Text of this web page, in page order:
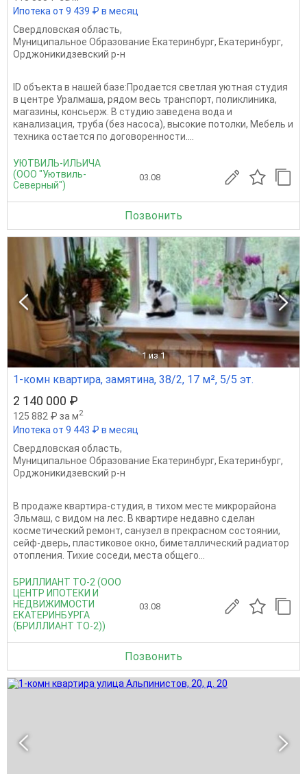
Ипотека от 9 439 ₽ в месяц
Свердловская область,
Муниципальное Образование Екатеринбург, Екатеринбург,
Орджоникидзевский р-н
ID объекта в нашей базе:Продается светлая уютная студия
в центре Уралмаша, рядом весь транспорт, поликлиника,
магазины, консьерж. В студию заведена вода и
канализация, труба (без насоса), высокие потолки, Мебель и
техника остается по договоренности....
УЮТВИЛЬ-ИЛЬИЧА
(ООО "Уютвиль-
Северный")
03.08
Позвонить
1 из 1
1-комн квартира, замятина, 38/2, 17 м², 5/5 эт.
2 140 000 ₽
125 882 ₽ за м2
Ипотека от 9 443 ₽ в месяц
Свердловская область,
Муниципальное Образование Екатеринбург, Екатеринбург,
Орджоникидзевский р-н
В продаже квартира-студия, в тихом месте микрорайона
Эльмаш, с видом на лес. В квартире недавно сделан
косметический ремонт, санузел в прекрасном состоянии,
сейф-дверь, пластиковое окно, биметаллический радиатор
отопления. Тихие соседи, места общего...
БРИЛЛИАНТ ТО-2 (ООО
ЦЕНТР ИПОТЕКИ И
НЕДВИЖИМОСТИ
ЕКАТЕРИНБУРГА
(БРИЛЛИАНТ ТО-2))
03.08
Позвонить